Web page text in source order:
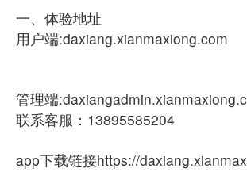
一、体验地址
用户端:daxiang.xianmaxiong.com
管理端
联系客服：13895585204
app下载链接https://